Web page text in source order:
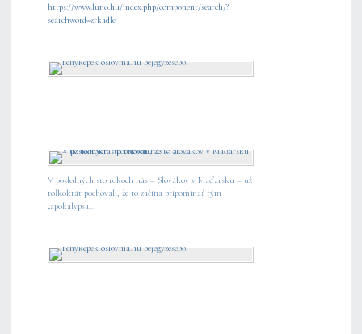
https://www.luno.hu/index.php/component/search/?
searchword=zrkadle
V posledných sto rokoch nás – Slovákov v Maďarsku – už
toľkokrát pochovali, že to začína pripomínať rým
„apokalypsa...